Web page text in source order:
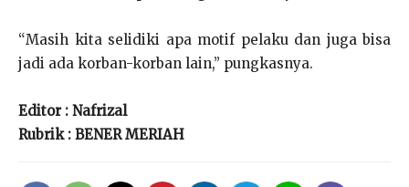
“Masih kita selidiki apa motif pelaku dan juga bisa
jadi ada korban-korban lain,” pungkasnya.
Editor : Nafrizal
Rubrik : BENER MERIAH